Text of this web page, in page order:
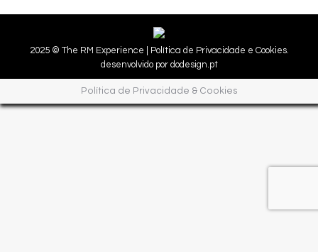
2025 © The RM Experience |
Política de Privacidade e Cookies.
desenvolvido por dodesign.pt
Política de Privacidade & Cookies